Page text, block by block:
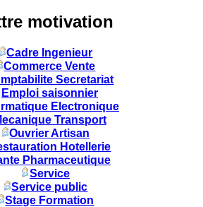
motivation
Cadre Ingenieur
Commerce Vente
Secretariat
Emploi saisonnier
Electronique
Transport
Ouvrier Artisan
Hotellerie
Pharmaceutique
Service
Service public
Stage Formation